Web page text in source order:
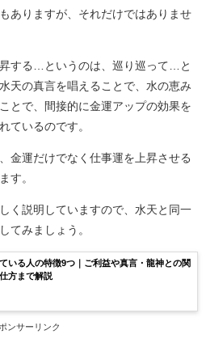
ありますが、それだけではありませ
する…というのは、巡り巡って…と
天の真言を唱えることで、水の恵み
とで、間接的に金運アップの効果を
ているのです。
金運だけでなく仕事運を上昇させる
す。
く説明していますので、水天と同一
てみましょう。
いる人の特徴9つ｜ご利益や真言・龍神との関
方まで解説
ンサーリンク